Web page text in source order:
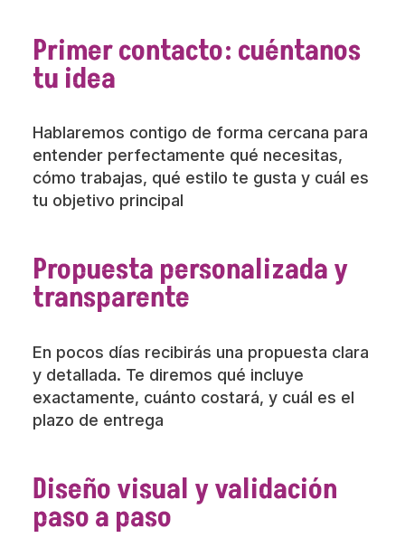
Primer contacto: cuéntanos
tu idea
Hablaremos contigo de forma cercana para
entender perfectamente qué necesitas,
cómo trabajas, qué estilo te gusta y cuál es
tu objetivo principal
Propuesta personalizada y
transparente
En pocos días recibirás una propuesta clara
y detallada. Te diremos qué incluye
exactamente, cuánto costará, y cuál es el
plazo de entrega
Diseño visual y validación
paso a paso